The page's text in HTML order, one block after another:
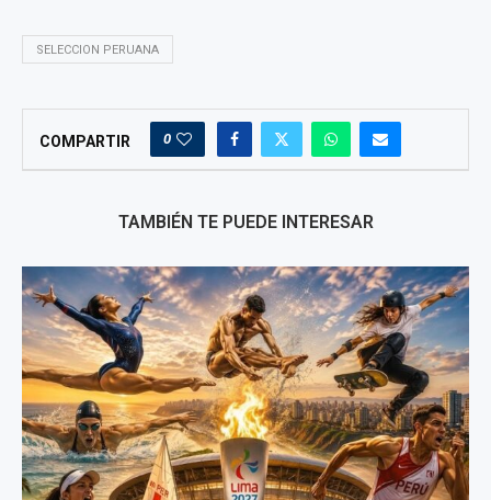
SELECCION PERUANA
COMPARTIR 0
TAMBIÉN TE PUEDE INTERESAR